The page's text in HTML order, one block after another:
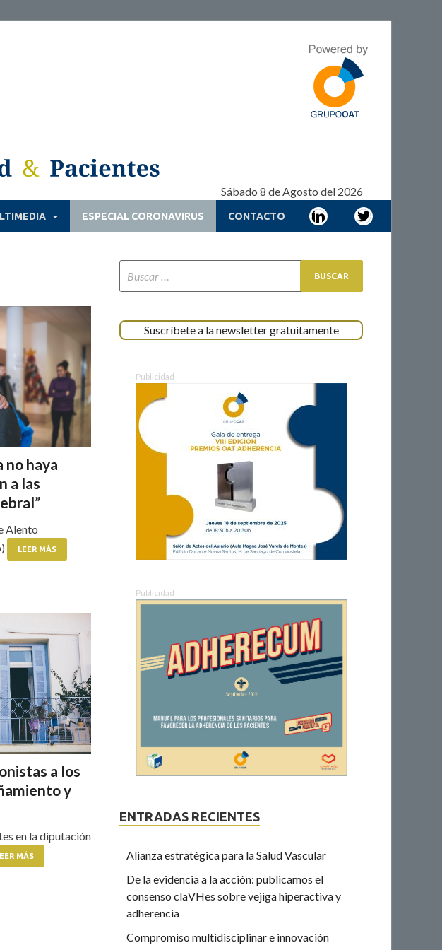
Adherencia –
Cronicidad –
Adherencia – Cronicidad – Pacientes
Sábado 8 de Agosto del 2026
ESPECIAL CORONAVIRUS CONTACTO
no haya
a las
Alento
LEER MÁS
a los
y
en la diputación
MÁS
Suscríbete a la newsletter gratuitamente
Publicidad
Publicidad
ENTRADAS RECIENTES
Alianza estratégica para la Salud Vascular
De la evidencia a la acción: publicamos el
consenso claVHes sobre vejiga hiperactiva y
adherencia
Compromiso multidisciplinar e innovación